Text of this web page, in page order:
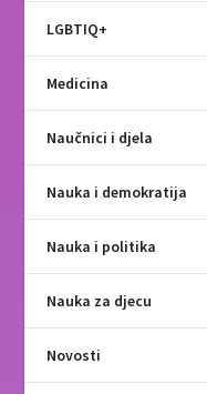
LGBTIQ+
Medicina
Naučnici i djela
Nauka i demokratija
Nauka i politika
Nauka za djecu
Novosti